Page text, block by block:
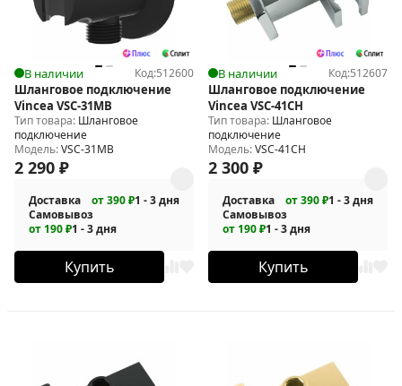
В наличии Код:512600
Шланговое подключение
Vincea VSC-31MB
Тип товара: Шланговое
подключение
Модель:VSC-31MB
2 290 ₽
Доставка от 390 ₽1 - 3 дня
Самовывоз
от 190 ₽1 - 3 дня
Купить
В наличии Код:512607
Шланговое подключение
Vincea VSC-41CH
Тип товара: Шланговое
подключение
Модель:VSC-41CH
2 300 ₽
Доставка от 390 ₽1 - 3 дня
Самовывоз
от 190 ₽1 - 3 дня
Купить